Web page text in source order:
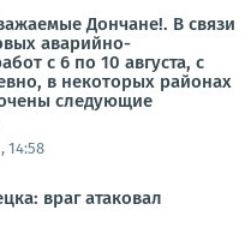
Дончане!. В связи
аварийно-
с 6 по 10 августа, с
в некоторых районах
следующие
14:58
враг атаковал